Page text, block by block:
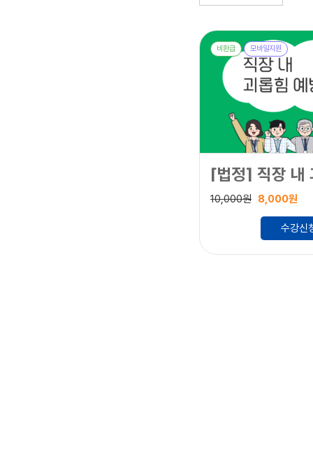
비환급 모바일지원
10,000원 8,000원
수강신